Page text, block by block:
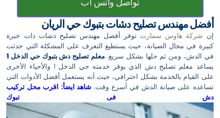
أفضل مهندس تصليح دشات بتبوك حي الريان
إن شركة هاوس سمارت توفر أفضل مهندس تصليح دشات ذات خبرة
كبيرة في مجال الصيانة، حيث يستطيع التعرف على المشكلة التي حدثت
في الدش، ومن ثم حلها بشكل سريع. معلم تصليح دش بتبوك حي الدخل 1
يساعد معلم تصليح دش الذي يوفر خدمته حي الدخل 1 والأحياء الأخرى
على القيام بالخدمة بشكل احترافي، حيث أنه يستعمل أفضل الأدوات التي
تساعده على صيانة الدش في أسرع وقت.شاهد ايضأ: اقرب محل تركيب
دش فى تبوك